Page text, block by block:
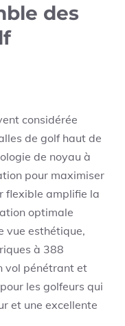
des
considérée
de golf haut de
de noyau à
pour maximiser
flexible amplifie la
optimale
vue esthétique,
à 388
vol pénétrant et
les golfeurs qui
et une excellente